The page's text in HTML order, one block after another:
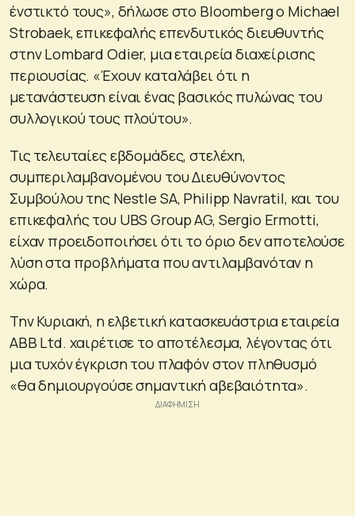
ένστικτό τους», δήλωσε στο Bloomberg ο Michael
Strobaek, επικεφαλής επενδυτικός διευθυντής
στην Lombard Odier, μια εταιρεία διαχείρισης
περιουσίας. «Έχουν καταλάβει ότι η
μετανάστευση είναι ένας βασικός πυλώνας του
συλλογικού τους πλούτου».
Τις τελευταίες εβδομάδες, στελέχη,
συμπεριλαμβανομένου του Διευθύνοντος
Συμβούλου της Nestle SA, Philipp Navratil, και του
επικεφαλής του UBS Group AG, Sergio Ermotti,
είχαν προειδοποιήσει ότι το όριο δεν αποτελούσε
λύση στα προβλήματα που αντιλαμβανόταν η
χώρα.
Την Κυριακή, η ελβετική κατασκευάστρια εταιρεία
ABB Ltd. χαιρέτισε το αποτέλεσμα, λέγοντας ότι
μια τυχόν έγκριση του πλαφόν στον πληθυσμό
«θα δημιουργούσε σημαντική αβεβαιότητα».